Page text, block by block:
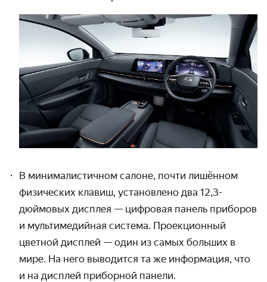
В минималистичном салоне, почти лишённом
физических клавиш, установ­лено два 12,3-
дюймовых дисплея — цифровая панель приборов
и мульти­медийная система. Проекци­онный
цветной дисплей — один из самых больших в
мире. На него выводится та же информация, что
и на дисплей приборной панели.